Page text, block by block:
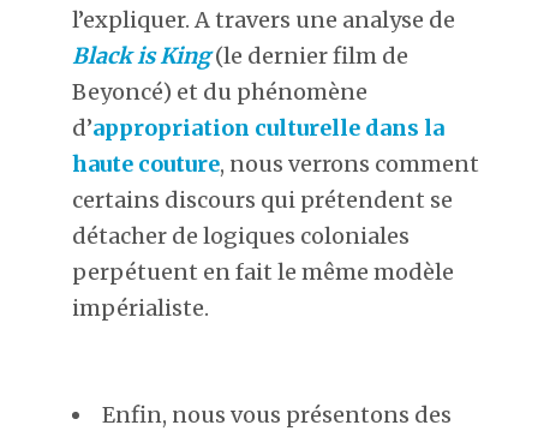
l’expliquer. A travers une analyse de
Black is King(le dernier film de
Beyoncé) et du phénomène
d’appropriation culturelle dans la
haute couture, nous verrons comment
certains discours qui prétendent se
détacher de logiques coloniales
perpétuent en fait le même modèle
impérialiste.
Enfin, nous vous présentons des